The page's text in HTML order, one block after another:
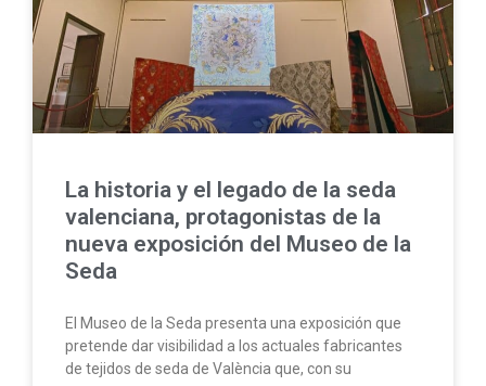
La historia y el legado de la seda
valenciana, protagonistas de la
nueva exposición del Museo de la
Seda
El Museo de la Seda presenta una exposición que
pretende dar visibilidad a los actuales fabricantes
de tejidos de seda de València que, con su